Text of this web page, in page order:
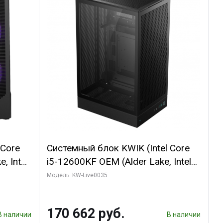
Intel
наличии
Системный блок KWIK (Intel Core
i5-12600KF OEM (Alder Lake, Intel
7, C10 4EC/6PC// 64 ГБ ОЗУ/ Ninja
SSD)
Модель: KW-Live0035
170 662 руб. В наличии